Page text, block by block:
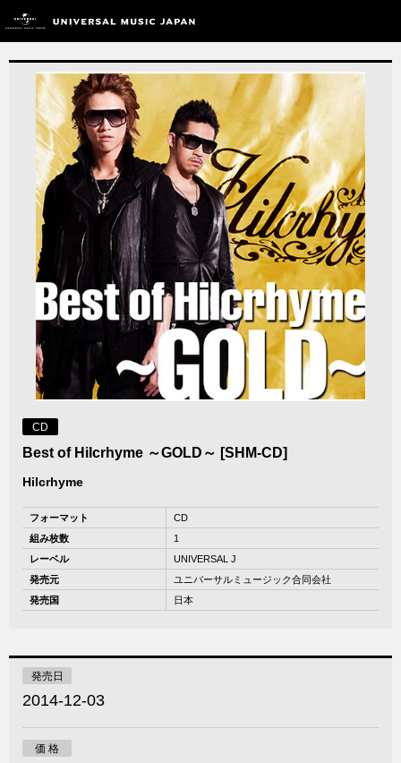
CD
Best of Hilcrhyme ～GOLD～ [SHM-CD]
Hilcrhyme
フォーマット
CD
組み枚数
1
レーベル
UNIVERSAL J
発売元
ユニバーサルミュージック合同会社
発売国
日本
発売日
2014-12-03
価 格